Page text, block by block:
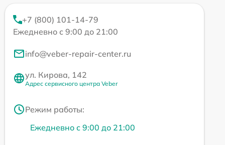
+7 (800) 101-14-79
Ежедневно с 9:00 до 21:00
info@veber-repair-center.ru
ул. Кирова, 142
Адрес сервисного центра Veber
Режим работы:
Ежедневно с 9:00 до 21:00